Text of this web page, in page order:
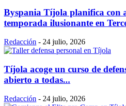
Byspania Tíjola planifica con
temporada ilusionante en
Redacción - 24 julio, 2026
Tíjola acoge un curso de
abierto a todas...
Redacción - 24 julio, 2026